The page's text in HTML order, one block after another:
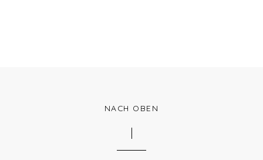
NACH OBEN